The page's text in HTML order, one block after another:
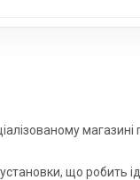
що робить